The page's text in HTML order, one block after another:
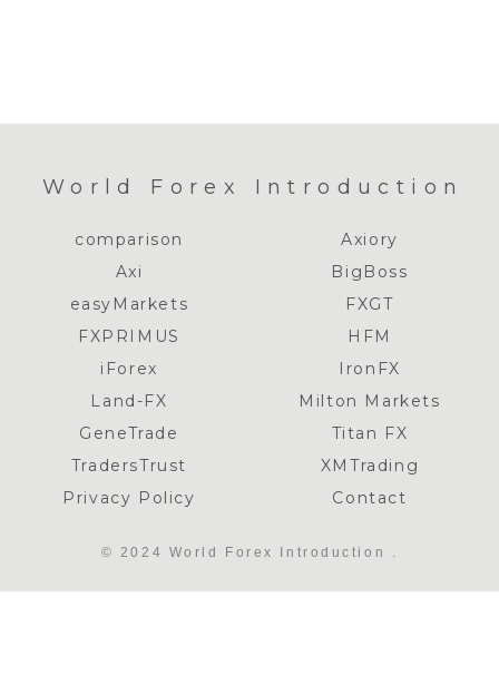
World Forex Introduction
comparison
Axiory
Axi
BigBoss
easyMarkets
FXGT
FXPRIMUS
HFM
iForex
IronFX
Land-FX
Milton Markets
GeneTrade
Titan FX
TradersTrust
XMTrading
Privacy Policy
Contact
© 2024 World Forex Introduction .